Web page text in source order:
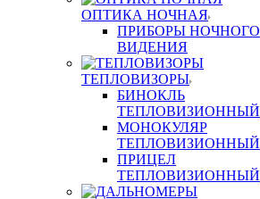
ОПТИКА НОЧНАЯ
ПРИБОРЫ НОЧНОГО
ВИДЕНИЯ
ТЕПЛОВИЗОРЫ
БИНОКЛЬ
ТЕПЛОВИЗИОННЫЙ
МОНОКУЛЯР
ТЕПЛОВИЗИОННЫЙ
ПРИЦЕЛ
ТЕПЛОВИЗИОННЫЙ